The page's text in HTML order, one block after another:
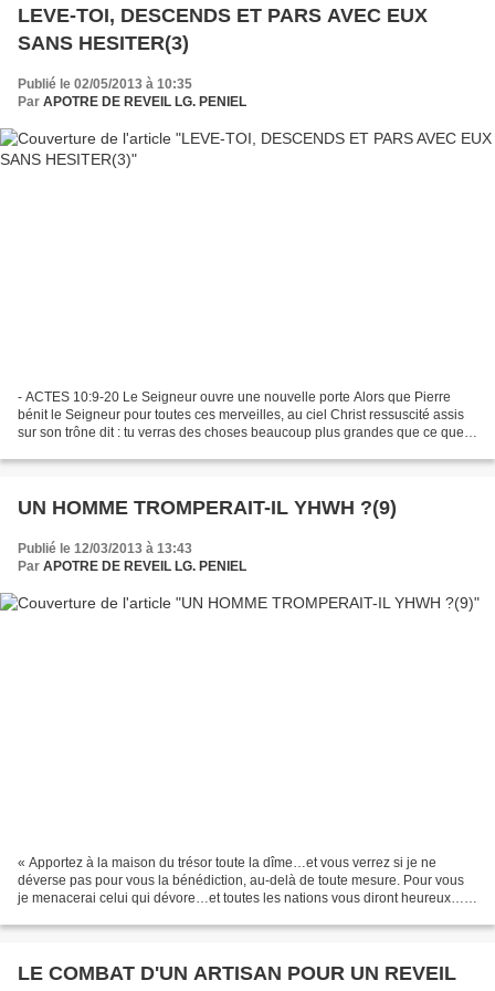
LEVE-TOI, DESCENDS ET PARS AVEC EUX
SANS HESITER(3)
Publié le 02/05/2013 à 10:35
Par APOTRE DE REVEIL LG. PENIEL
- ACTES 10:9-20 Le Seigneur ouvre une nouvelle porte Alors que Pierre
bénit le Seigneur pour toutes ces merveilles, au ciel Christ ressuscité assis
sur son trône dit : tu verras des choses beaucoup plus grandes que ce que
UN HOMME TROMPERAIT-IL YHWH ?(9)
Publié le 12/03/2013 à 13:43
Par APOTRE DE REVEIL LG. PENIEL
« Apportez à la maison du trésor toute la dîme…et vous verrez si je ne
déverse pas pour vous la bénédiction, au-delà de toute mesure. Pour vous
je menacerai celui qui dévore…et toutes les nations vous diront heureux…
LE COMBAT D'UN ARTISAN POUR UN REVEIL